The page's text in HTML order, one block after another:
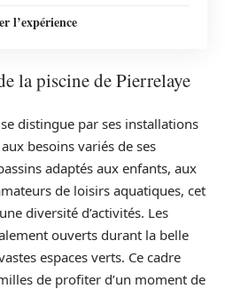
l’expérience
la piscine de Pierrelaye
se distingue par ses installations
besoins variés de ses
adaptés aux enfants, aux
de loisirs aquatiques, cet
diversité d’activités. Les
ouverts durant la belle
espaces verts. Ce cadre
de profiter d’un moment de